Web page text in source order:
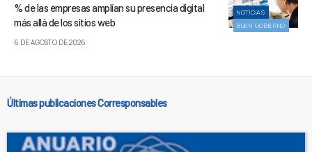
NOTICIAS
BUEN GOBIERNO
% de las empresas amplían su presencia digital
más allá de los sitios web
6 DE AGOSTO DE 2026
Últimas publicaciones Corresponsables